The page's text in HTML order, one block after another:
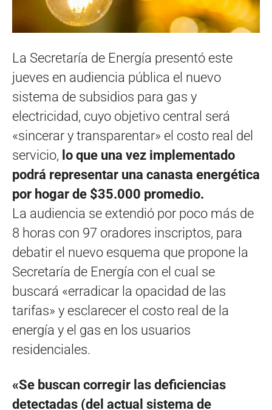
La Secretaría de Energía presentó este
jueves en audiencia pública el nuevo
sistema de subsidios para gas y
electricidad, cuyo objetivo central será
«sincerar y transparentar» el costo real del
servicio, lo que una vez implementado
podrá representar una canasta energética
por hogar de $35.000 promedio.
La audiencia se extendió por poco más de
8 horas con 97 oradores inscriptos, para
debatir el nuevo esquema que propone la
Secretaría de Energía con el cual se
buscará «erradicar la opacidad de las
tarifas» y esclarecer el costo real de la
energía y el gas en los usuarios
residenciales.
«Se buscan corregir las deficiencias
detectadas (del actual sistema de